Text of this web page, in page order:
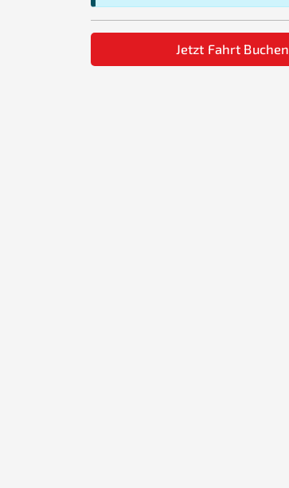
Jetzt Fahrt Buchen